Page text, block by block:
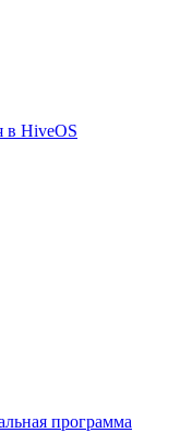
в HiveOS
программа